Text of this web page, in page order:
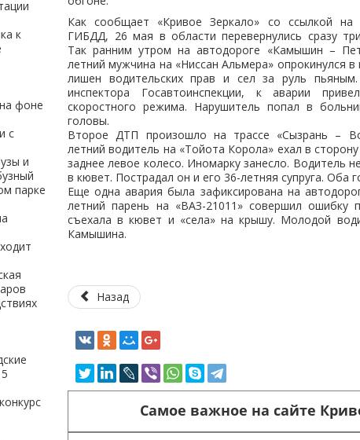
к
фоне
с
и
парке
Как сообщает «Кривое Зеркало» со ссылкой на
ГИБДД, 26 мая в области перевернулись сразу
Так ранним утром на автодороге «Камышин –
летний мужчина на «Ниссан Альмера» опрокинулся
лишен водительских прав и сел за руль
инспектора Госавтоинспекции, к аварии
скоростного режима. Нарушитель попал в
головы.
Второе ДТП произошло на трассе «Сызрань –
летний водитель на «Тойота Корола» ехал в
заднее левое колесо. Иномарку занесло. Водитель
в кювет. Пострадал он и его 36-летняя супруга. Оба
Еще одна авария была зафиксирована на
летний парень на «ВАЗ-21011» совершил
съехала в кювет и «села» на крышу. Молодой
Камышина.
Назад
Самое важное на сайте